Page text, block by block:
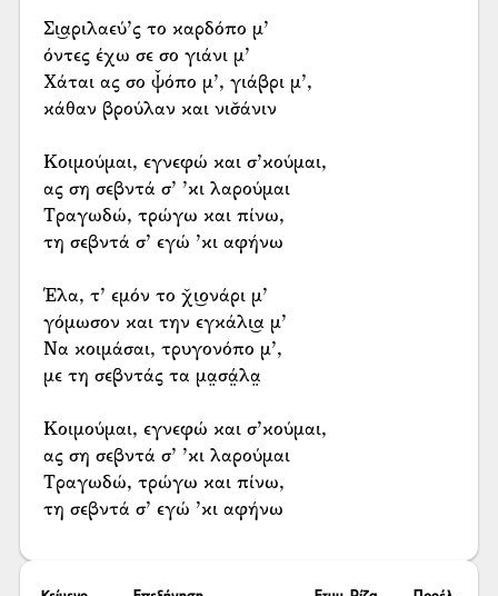
Σι͜αριλαεύ’ς το καρδόπο μ’
όντες έχω σε σο γιάνι μ’
Χάται ας σο ψ̌όπο μ’, γιάβρι μ’,
κάθαν βρούλαν και νισ̌άνιν
Κοιμούμαι, εγνεφώ και σ’κούμαι,
ας ση σεβντά σ’ ’κι λαρούμαι
Τραγωδώ, τρώγω και πίνω,
τη σεβντά σ’ εγώ ’κι αφήνω
Έλα, τ’ εμόν το χ̌ι͜ονάρι μ’
γόμωσον και την εγκάλι͜α μ’
Να κοιμάσαι, τρυγονόπο μ’,
με τη σεβντάς τα μα̤σά̤λα̤
Κοιμούμαι, εγνεφώ και σ’κούμαι,
ας ση σεβντά σ’ ’κι λαρούμαι
Τραγωδώ, τρώγω και πίνω,
τη σεβντά σ’ εγώ ’κι αφήνω